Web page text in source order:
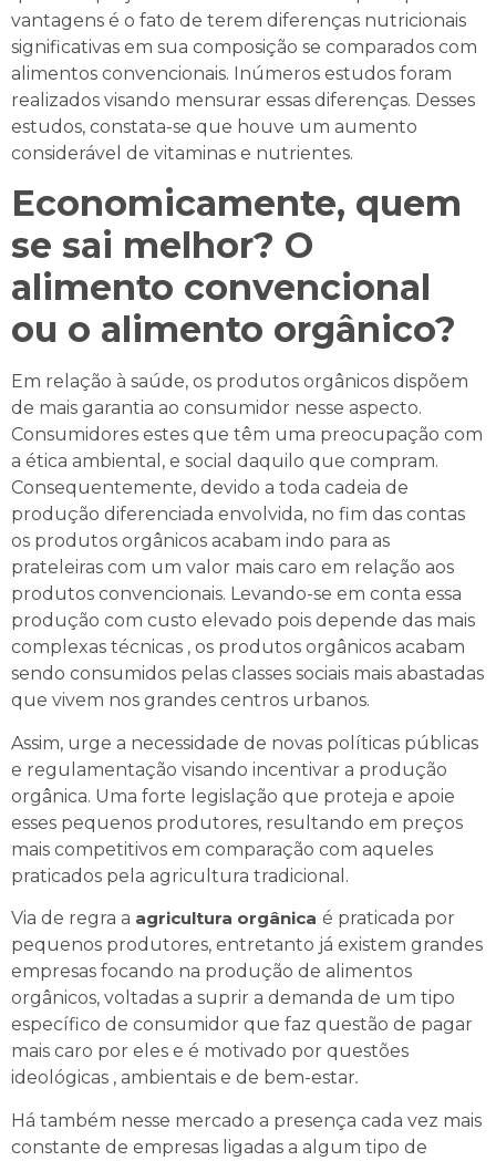
vantagens é o fato de terem diferenças nutricionais
significativas em sua composição se comparados com
alimentos convencionais. Inúmeros estudos foram
realizados visando mensurar essas diferenças. Desses
estudos, constata-se que houve um aumento
considerável de vitaminas e nutrientes.
Economicamente, quem
se sai melhor? O
alimento convencional
ou o alimento orgânico?
Em relação à saúde, os produtos orgânicos dispõem
de mais garantia ao consumidor nesse aspecto.
Consumidores estes que têm uma preocupação com
a ética ambiental, e social daquilo que compram.
Consequentemente, devido a toda cadeia de
produção diferenciada envolvida, no fim das contas
os produtos orgânicos acabam indo para as
prateleiras com um valor mais caro em relação aos
produtos convencionais. Levando-se em conta essa
produção com custo elevado pois depende das mais
complexas técnicas , os produtos orgânicos acabam
sendo consumidos pelas classes sociais mais abastadas
que vivem nos grandes centros urbanos.
Assim, urge a necessidade de novas políticas públicas
e regulamentação visando incentivar a produção
orgânica. Uma forte legislação que proteja e apoie
esses pequenos produtores, resultando em preços
mais competitivos em comparação com aqueles
praticados pela agricultura tradicional.
Via de regra a agricultura orgânica é praticada por
pequenos produtores, entretanto já existem grandes
empresas focando na produção de alimentos
orgânicos, voltadas a suprir a demanda de um tipo
específico de consumidor que faz questão de pagar
mais caro por eles e é motivado por questões
ideológicas , ambientais e de bem-estar.
Há também nesse mercado a presença cada vez mais
constante de empresas ligadas a algum tipo de